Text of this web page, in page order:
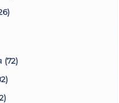
(72)